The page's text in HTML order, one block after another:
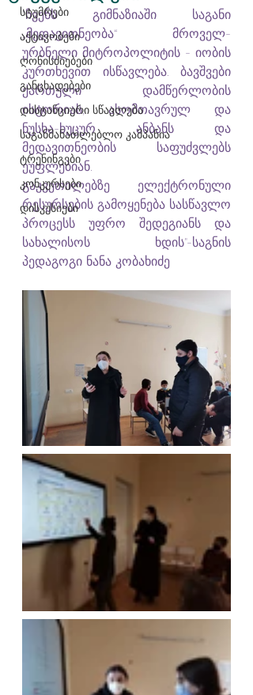
სტუმრები
აქტივობები
ღონისძიებები
განცხადებები
დისტანციური სწავლება
საგანმანათლებლო კამპანია
ტრენინგები
კონკურსები
დისკუსიები
"ჩვენს გიმნაზიაში საგანი
„მედავითნეობა“ მროველ-
ურბნელი მიტროპოლიტის - იობის
კურთხევით ისწავლება. ბავშვები
ქართული დამწერლობის
ისტორიას, ასომთავრულ და
ნუსხა-ხუცურ ანბანს და
მედავითნეობის საფუძვლებს
ეუფლებიან.
გაკვეთილებზე ელექტრონული
რესურსების გამოყენება სასწავლო
პროცესს უფრო შედეგიანს და
სახალისოს ხდის"-საგნის
პედაგოგი ნანა კობახიძე